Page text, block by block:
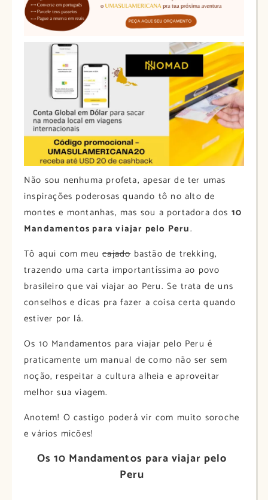
Não sou nenhuma profeta, apesar de ter umas
inspirações poderosas quando tô no alto de
montes e montanhas, mas sou a portadora dos 10
Mandamentos para viajar pelo Peru.
Tô aqui com meucajadobastão de trekking,
trazendo uma carta importantíssima ao povo
brasileiro que vai viajar ao Peru. Se trata de uns
conselhos e dicas pra fazer a coisa certa quando
estiver por lá.
Os 10 Mandamentos para viajar pelo Peru é
praticamente um manual de como não ser sem
noção, respeitar a cultura alheia e aproveitar
melhor sua viagem.
Anotem! O castigo poderá vir com muito soroche
e vários micões!
Os 10 Mandamentos para viajar pelo
Peru